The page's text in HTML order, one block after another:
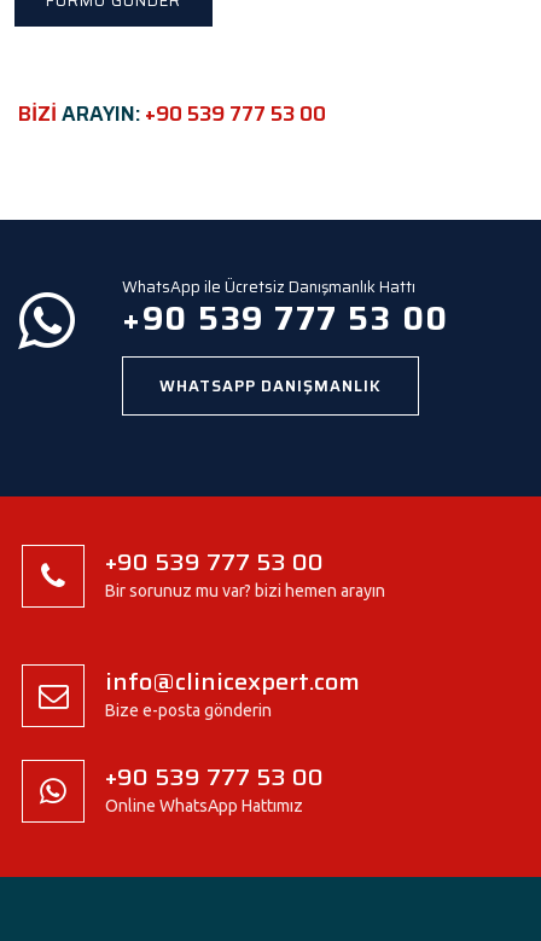
s
e
l
p
BİZİARAYIN:+90 539 777 53 00
WhatsApp ile Ücretsiz Danışmanlık Hattı
+90 539 777 53 00
WHATSAPP DANIŞMANLIK
+90 539 777 53 00
Bir sorunuz mu var? bizi hemen arayın
info@clinicexpert.com
Bize e-posta gönderin
+90 539 777 53 00
Online WhatsApp Hattımız